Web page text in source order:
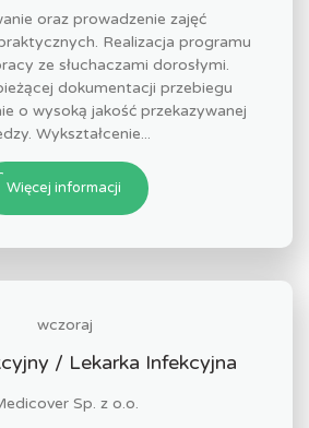
oraz prowadzenie zajęć
Realizacja programu
ze słuchaczami dorosłymi.
dokumentacji przebiegu
o wysoką jakość przekazywanej
Wykształcenie...
Więcej informacji
wczoraj
/ Lekarka Infekcyjna
Sp. z o.o.